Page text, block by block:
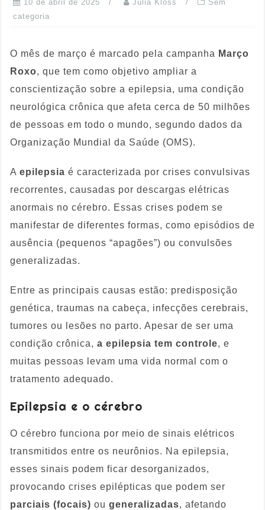
10 de abril de 2025 Julia Kloss
Sem
categoria
O mês de março é marcado pela campanha Março
Roxo, que tem como objetivo ampliar a
conscientização sobre a epilepsia, uma condição
neurológica crônica que afeta cerca de 50 milhões
de pessoas em todo o mundo, segundo dados da
Organização Mundial da Saúde (OMS).
A epilepsia é caracterizada por crises convulsivas
recorrentes, causadas por descargas elétricas
anormais no cérebro. Essas crises podem se
manifestar de diferentes formas, como episódios de
ausência (pequenos “apagões”) ou convulsões
generalizadas.
Entre as principais causas estão: predisposição
genética, traumas na cabeça, infecções cerebrais,
tumores ou lesões no parto. Apesar de ser uma
condição crônica, a epilepsia tem controle, e
muitas pessoas levam uma vida normal com o
tratamento adequado.
Epilepsia e o cérebro
O cérebro funciona por meio de sinais elétricos
transmitidos entre os neurônios. Na epilepsia,
esses sinais podem ficar desorganizados,
provocando crises epilépticas que podem ser
parciais (focais) ou generalizadas, afetando